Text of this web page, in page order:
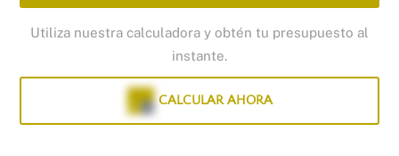
Utiliza nuestra calculadora y obtén tu presupuesto al
instante.
CALCULAR AHORA